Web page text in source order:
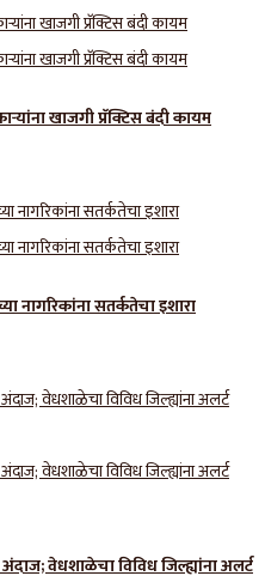
खाजगी प्रॅक्टिस बंदी कायम
नागरिकांना सतर्कतेचा इशारा
वेधशाळेचा विविध जिल्ह्यांना अलर्ट